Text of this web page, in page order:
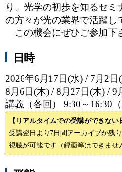
り、光学の初歩を知るセ
の方々が光の業界で活躍し
この機会にぜひご参加下
日時
2026年6月17日(水) / 7月2
8月6日(木) / 8月27日(木) / 9
講義（各回） 9:30～16:30
【リアルタイムでの受講ができない
受講翌日より7日間アーカイブが残
視聴が可能です（録画等はできませ